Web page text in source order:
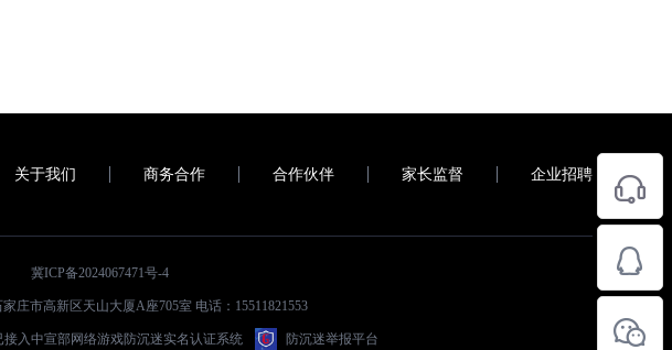
关于我们 商务合作 合作伙伴 家长监督 企业招聘
冀ICP备2024067471号-4
庄市高新区天山大厦A座705室 电话：15511821553
接入中宣部网络游戏防沉迷实名认证系统 防沉迷举报平台